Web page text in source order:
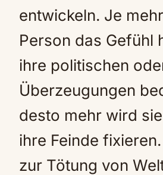
entwickeln. Je
Person das Gefühl
ihre politischen
Überzeugungen
desto mehr wird
ihre Feinde
zur Tötung von